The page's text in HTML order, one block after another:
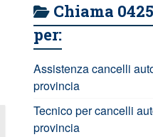
Chiama
per:
Assistenza cancelli
provincia
Tecnico per cancelli
provincia